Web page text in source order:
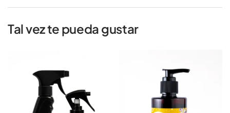
Tal vez te pueda gustar